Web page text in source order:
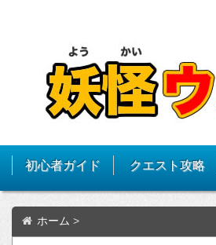
初心者ガイド クエスト攻略
ホーム >